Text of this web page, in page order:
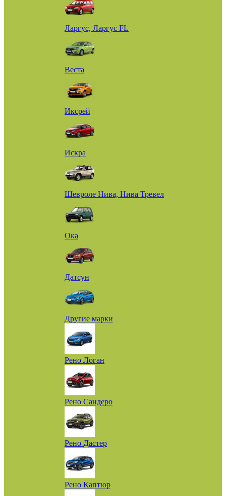
Ларгус, Ларгус FL
Веста
Иксрей
Искра
Шевроле Нива, Нива Тревел
Ока
Датсун
Другие марки
Рено Логан
Рено Сандеро
Рено Дастер
Рено Каптюр